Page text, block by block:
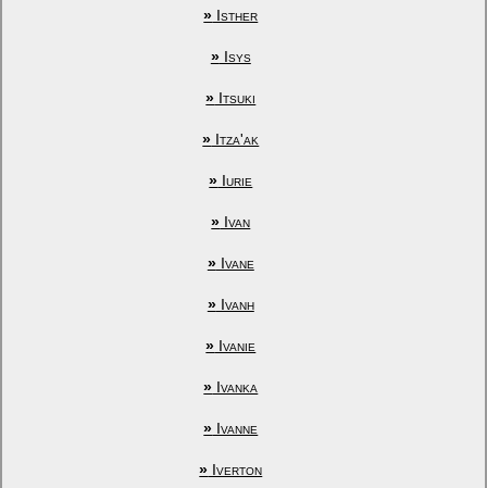
» Isther
»Isys
» Itsuki
» Itza'ak
» Iurie
» Ivan
»Ivane
»Ivanh
» Ivanie
» Ivanka
» Ivanne
» Iverton